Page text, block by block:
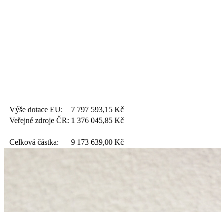
Výše dotace EU: 7 797 593,15 Kč
Veřejné zdroje ČR: 1 376 045,85 Kč
Celková částka: 9 173 639,00 Kč